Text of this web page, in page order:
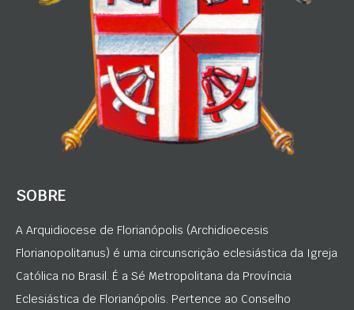
SOBRE
A Arquidiocese de Florianópolis (Archidioecesis
Florianopolitanus) é uma circunscrição eclesiástica da Igreja
Católica no Brasil. É a Sé Metropolitana da Província
Eclesiástica de Florianópolis. Pertence ao Conselho